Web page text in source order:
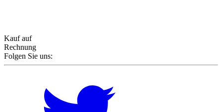
Kauf auf
Rechnung
Folgen Sie uns: